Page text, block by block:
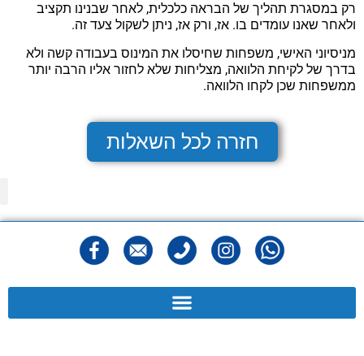
רק במסגרת תהליך של הבראה כלכלית, לאחר שבנינו תקציב
ולאחר שאנו עומדים בו. אז, ורק אז, ניתן לשקול צעד זה.
מניסיוני האישי, משפחות שחיסלו את המינוס בעבודה קשה ולא
בדרך של לקיחת הלוואה, מצליחות שלא לחזור אליו הרבה יותר
ממשפחות שכן לקחו הלוואה.
חזרה לכל השאלות